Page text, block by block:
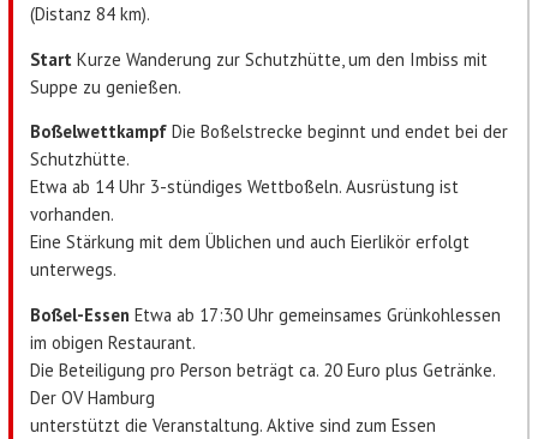
(Distanz 84 km).
Start Kurze Wanderung zur Schutzhütte, um den Imbiss mit
Suppe zu genießen.
Boßelwettkampf Die Boßelstrecke beginnt und endet bei der
Schutzhütte.
Etwa ab 14 Uhr 3-stündiges Wettboßeln. Ausrüstung ist
vorhanden.
Eine Stärkung mit dem Üblichen und auch Eierlikör erfolgt
unterwegs.
Boßel-Essen Etwa ab 17:30 Uhr gemeinsames Grünkohlessen
im obigen Restaurant.
Die Beteiligung pro Person beträgt ca. 20 Euro plus Getränke.
Der OV Hamburg
unterstützt die Veranstaltung. Aktive sind zum Essen